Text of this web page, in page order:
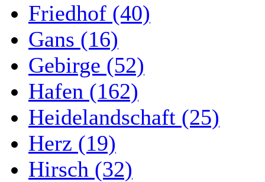
Friedhof (40)
Gans (16)
Gebirge (52)
Hafen (162)
Heidelandschaft (25)
Herz (19)
Hirsch (32)